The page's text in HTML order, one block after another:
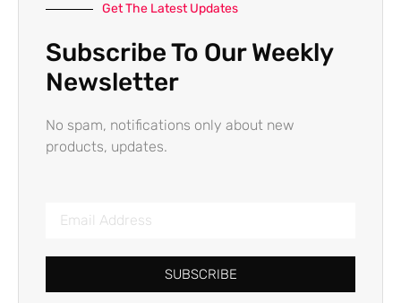
Get The Latest Updates
Subscribe To Our Weekly
Newsletter
No spam, notifications only about new
products, updates.
SUBSCRIBE